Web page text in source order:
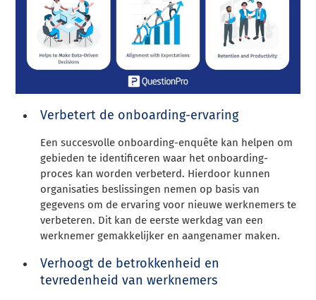
Verbetert de onboarding-ervaring
Een succesvolle onboarding-enquête kan helpen om
gebieden te identificeren waar het onboarding-
proces kan worden verbeterd. Hierdoor kunnen
organisaties beslissingen nemen op basis van
gegevens om de ervaring voor nieuwe werknemers te
verbeteren. Dit kan de eerste werkdag van een
werknemer gemakkelijker en aangenamer maken.
Verhoogt de betrokkenheid en
tevredenheid van werknemers